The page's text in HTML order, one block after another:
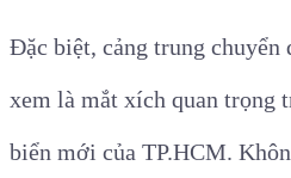
Đặc biệt, cảng trung chuyển
xem là mắt xích quan trọng
biển mới của TP.HCM.